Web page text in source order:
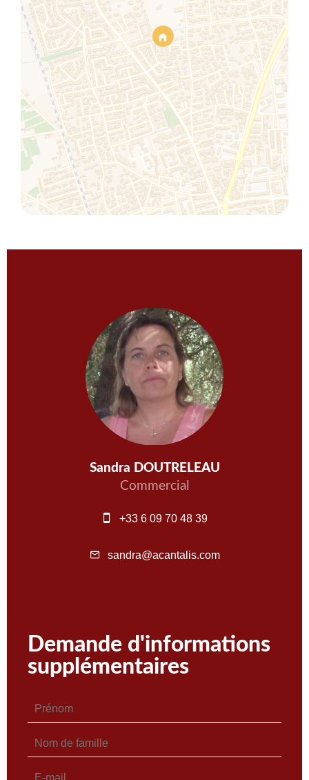
Sandra DOUTRELEAU
Commercial
+33 6 09 70 48 39
sandra@acantalis.com
Demande d'informations
supplémentaires